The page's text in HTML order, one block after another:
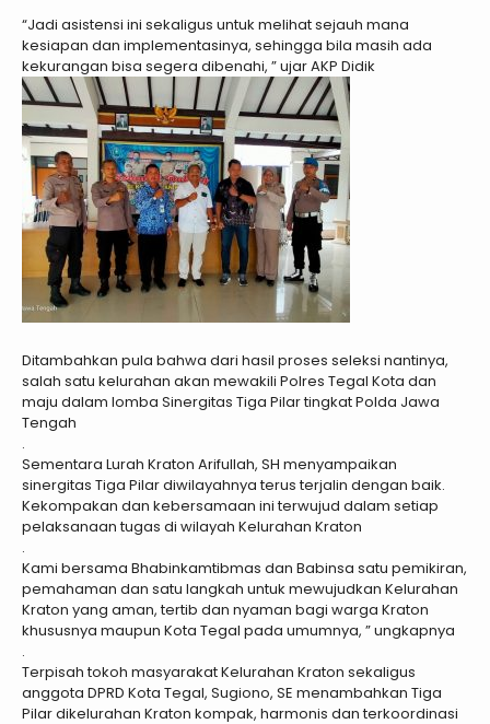
“Jadi asistensi ini sekaligus untuk melihat sejauh mana
kesiapan dan implementasinya, sehingga bila masih ada
kekurangan bisa segera dibenahi, ” ujar AKP Didik
Ditambahkan pula bahwa dari hasil proses seleksi nantinya,
salah satu kelurahan akan mewakili Polres Tegal Kota dan
maju dalam lomba Sinergitas Tiga Pilar tingkat Polda Jawa
Tengah
.
Sementara Lurah Kraton Arifullah, SH menyampaikan
sinergitas Tiga Pilar diwilayahnya terus terjalin dengan baik.
Kekompakan dan kebersamaan ini terwujud dalam setiap
pelaksanaan tugas di wilayah Kelurahan Kraton
.
Kami bersama Bhabinkamtibmas dan Babinsa satu pemikiran,
pemahaman dan satu langkah untuk mewujudkan Kelurahan
Kraton yang aman, tertib dan nyaman bagi warga Kraton
khususnya maupun Kota Tegal pada umumnya, ” ungkapnya
.
Terpisah tokoh masyarakat Kelurahan Kraton sekaligus
anggota DPRD Kota Tegal, Sugiono, SE menambahkan Tiga
Pilar dikelurahan Kraton kompak, harmonis dan terkoordinasi